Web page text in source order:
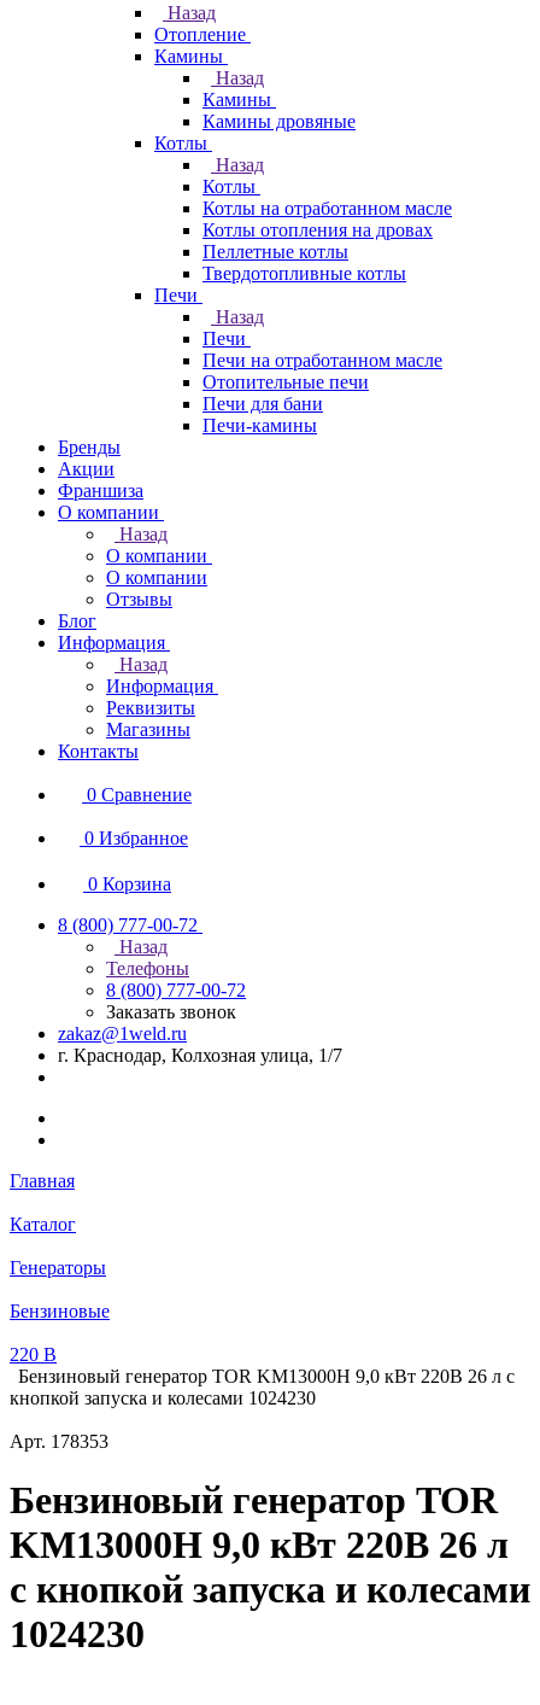
Назад
Отопление
Камины
Назад
Камины
Камины дровяные
Котлы
Назад
Котлы
Котлы на отработанном масле
Котлы отопления на дровах
Пеллетные котлы
Твердотопливные котлы
Печи
Назад
Печи
Печи на отработанном масле
Отопительные печи
Печи для бани
Печи-камины
Бренды
Акции
Франшиза
О компании
Назад
О компании
О компании
Отзывы
Блог
Информация
Назад
Информация
Реквизиты
Магазины
Контакты
0 Сравнение
0 Избранное
0 Корзина
8 (800) 777-00-72
Назад
Телефоны
8 (800) 777-00-72
Заказать звонок
zakaz@1weld.ru
г. Краснодар, Колхозная улица, 1/7
Главная
Каталог
Генераторы
Бензиновые
220 В
Бензиновый генератор TOR KM13000H 9,0 кВт 220В 26 л с
кнопкой запуска и колесами 1024230
Арт. 178353
Бензиновый генератор TOR
KM13000H 9,0 кВт 220В 26 л
с кнопкой запуска и колесами
1024230